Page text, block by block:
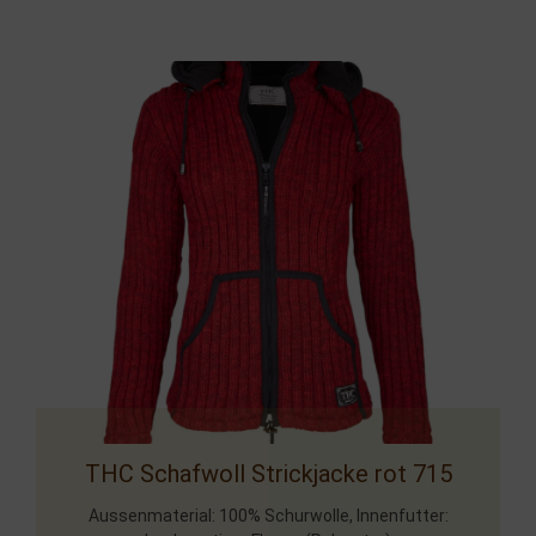
THC Schafwoll Strickjacke rot 715
Aussenmaterial: 100% Schurwolle, Innenfutter: